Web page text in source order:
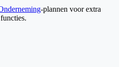
-plannen voor extra
functies.